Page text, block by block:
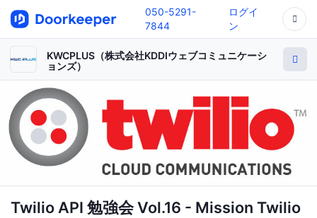
050-5291-
7844
ログイ
ン
KWCPLUS（株式会社KDDIウェブコミュニケーシ
ョンズ）
Twilio API 勉強会 Vol.16 - Mission Twilio